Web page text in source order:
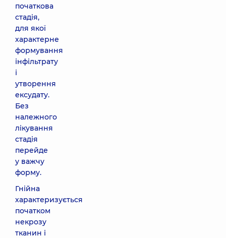
початкова
стадія,
для якої
характерне
формування
інфільтрату
і
утворення
ексудату.
Без
належного
лікування
стадія
перейде
у важчу
форму.
Гнійна
характеризується
початком
некрозу
тканин і